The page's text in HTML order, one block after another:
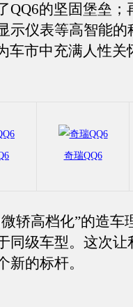
QQ6的坚固堡垒；
示仪表等高智能的
车市中充满人性关
奇瑞QQ6
高档化”的造车
同级车型。这次让
个新的标杆。